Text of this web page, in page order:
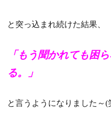
と突っ込まれ続けた結果、
「もう聞かれても困
る。」
と言うようになりました～(